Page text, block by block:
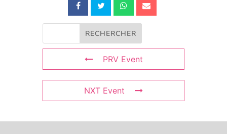
PRV Event
NXT Event